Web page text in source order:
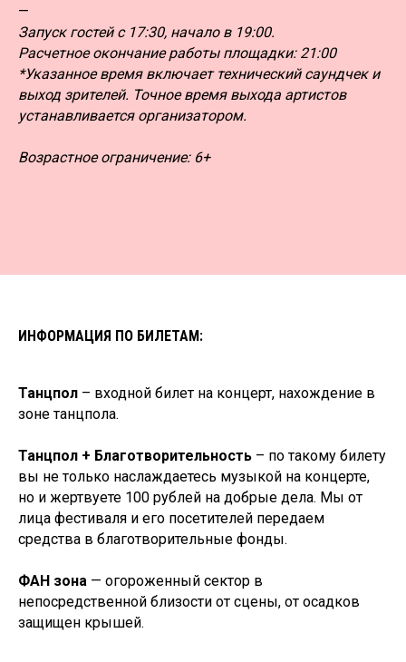
—
Запуск гостей с 17:30, начало в 19:00.
Расчетное окончание работы площадки: 21:00
*Указанное время включает технический саундчек и
выход зрителей. Точное время выхода артистов
устанавливается организатором.
Возрастное ограничение: 6+
ИНФОРМАЦИЯ ПО БИЛЕТАМ:
Танцпол – входной билет на концерт, нахождение в
зоне танцпола.
Танцпол + Благотворительность – по такому билету
вы не только наслаждаетесь музыкой на концерте,
но и жертвуете 100 рублей на добрые дела. Мы от
лица фестиваля и его посетителей передаем
средства в благотворительные фонды.
ФАН зона — огороженный сектор в
непосредственной близости от сцены, от осадков
защищен крышей.
До встречи на
высоте!